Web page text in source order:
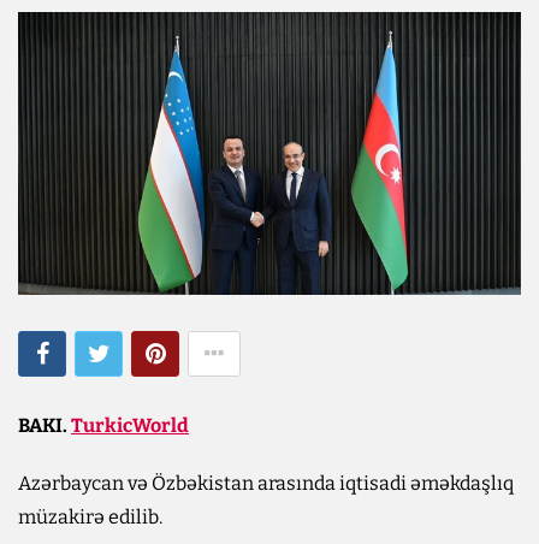
BAKI. TurkicWorld
Azərbaycan və Özbəkistan arasında iqtisadi əməkdaşlıq
müzakirə edilib.